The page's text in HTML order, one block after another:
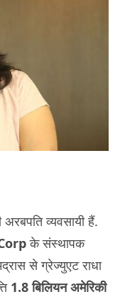
व्यवसायी हैं.
के संस्थापक
से ग्रेज्युएट राधा
1.8 बिलियन अमेरिकी